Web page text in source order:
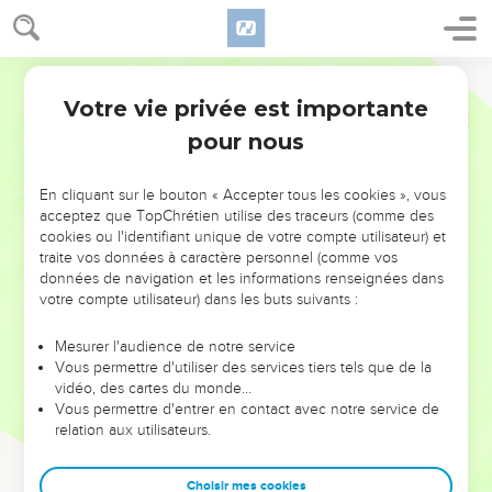
NE MANQUEZ PAS L’ÉVÉNEMENT
DE L’ANNÉE !
ET SI LEURS ERREURS POUVAIENT VOUS ÉVITER LES
VOTRES ?
leur foi ou leur vision. Mais on voit moins les doutes, les erreurs
et les saisons difficiles qu'ils ont traversés, alors même que ce
sont elles qui les ont façonnés.
Dans cette conférence, leaders, entrepreneurs, et responsables
clés pour avancer avec plus de sagesse afin que leurs erreurs
Votre vie privée est importante
pour nous
En cliquant sur le bouton « Accepter tous les cookies », vous
acceptez que TopChrétien utilise des traceurs (comme des
cookies ou l'identifiant unique de votre compte utilisateur) et
traite vos données à caractère personnel (comme vos
données de navigation et les informations renseignées dans
votre compte utilisateur) dans les buts suivants :
Mesurer l'audience de notre service
Vous permettre d'utiliser des services tiers tels que de la
vidéo, des cartes du monde…
Vous permettre d'entrer en contact avec notre service de
relation aux utilisateurs.
Choisir mes cookies